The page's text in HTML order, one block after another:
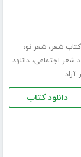
کتاب شعر،شعر نو،
شعر اجتماعی،دانلود
آزاد
دانلود کتاب